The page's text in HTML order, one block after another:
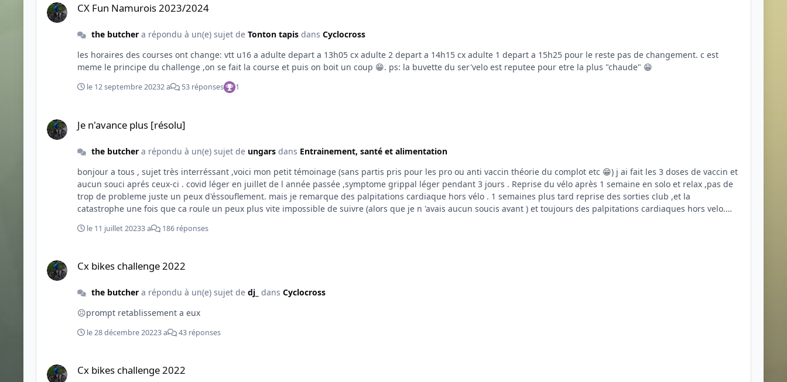
CX Fun Namurois 2023/2024
the butchera répondu à un(e) sujet de Tonton tapisdans Cyclocross
les horaires des courses ont change: vtt u16 a adulte depart a 13h05 cx adulte 2 depart a 14h15 cx adulte 1 depart a 15h25 pour le reste pas de changement. c est
meme le principe du challenge ,on se fait la course et puis on boit un coup 😁. ps: la buvette du ser'velo est reputee pour etre la plus "chaude" 😁
le 12 septembre 20232 a 53 réponses 1
Je n'avance plus [résolu]
the butchera répondu à un(e) sujet de ungarsdans Entrainement, santé et alimentation
bonjour a tous , sujet très interréssant ,voici mon petit témoinage (sans partis pris pour les pro ou anti vaccin théorie du complot etc 😁) j ai fait les 3 doses de vaccin et
aucun souci aprés ceux-ci . covid léger en juillet de l année passée ,symptome grippal léger pendant 3 jours . Reprise du vélo après 1 semaine en solo et relax ,pas de
trop de probleme juste un peux d'éssouflement. mais je remarque des palpitations cardiaque hors vélo . 1 semaines plus tard reprise des sorties club ,et la
catastrophe une fois que ca roule un peux plus vite impossible de suivre (alors que je n 'avais aucun soucis avant ) et toujours des palpitations cardiaques hors velo.
mon "niveaux" d avant est revenu a 95% mais il a fallu le temp il y a juste dans les efforts intense (quand tu te tire la bourre avec les potes) ou la impossible de suivre
le 11 juillet 20233 a 186 réponses
Cx bikes challenge 2022
the butchera répondu à un(e) sujet de dj_ dans Cyclocross
☹️prompt retablissement a eux
le 28 décembre 20223 a 43 réponses
Cx bikes challenge 2022